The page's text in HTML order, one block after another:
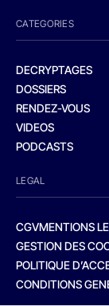
CATEGORIES
DECRYPTAGES
DOSSIERS
RENDEZ-VOUS
VIDEOS
PODCASTS
LEGAL
CGVMENTIONS
GESTION DES
POLITIQUE
CONDITIONS